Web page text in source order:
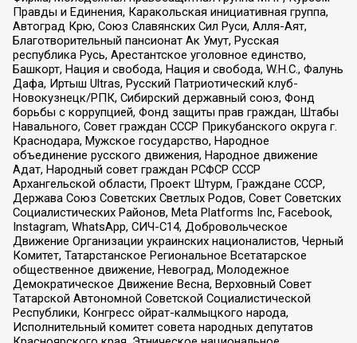
Правды и Единения, Каракольская инициативная группа,
Автоград Крю, Союз Славянских Сил Руси, Алля-Аят,
Благотворительный пансионат Ак Умут, Русская
республика Русь, Арестантское уголовное единство,
Башкорт, Нация и свобода, Нация и свобода, W.H.С., Фалунь
Дафа, Иртыш Ultras, Русский Патриотический клуб-
Новокузнецк/РПК, Сибирский державный союз, Фонд
борьбы с коррупцией, Фонд защиты прав граждан, Штабы
Навального, Совет граждан СССР Прикубанского округа г.
Краснодара, Мужское государство, Народное
объединение русского движения, Народное движение
Адат, Народный совет граждан РСФСР СССР
Архангельской области, Проект Штурм, Граждане СССР,
Держава Союз Советских Светлых Родов, Совет Советских
Социалистических Районов, Meta Platforms Inc, Facebook,
Instagram, WhatsApp, СИЧ-С14, Добровольческое
Движение Организации украинских националистов, Черный
Комитет, Татарстанское Региональное Всетатарское
общественное движение, Невоград, Молодежное
Демократическое Движение Весна, Верховный Совет
Татарской Автономной Советской Социалистической
Республики, Конгресс ойрат-калмыцкого народа,
Исполнительный комитет совета народных депутатов